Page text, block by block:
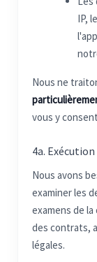
IP,
Nous ne
vous y
4a.
Nous avons
examiner les
examens de
des contrats,
légales.